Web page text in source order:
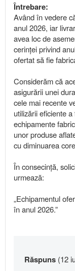
Întrebare:
Având în vedere
anul 2026, iar
avea loc de
cerinței privind
ofertat să fie
Considerăm că
asigurării unei
cele mai recente
utilizării eficiente
echipamente
unor produse
cu diminuarea
În consecință,
urmează:
„Echipamentul
în anul 2026.”
Răspuns (12